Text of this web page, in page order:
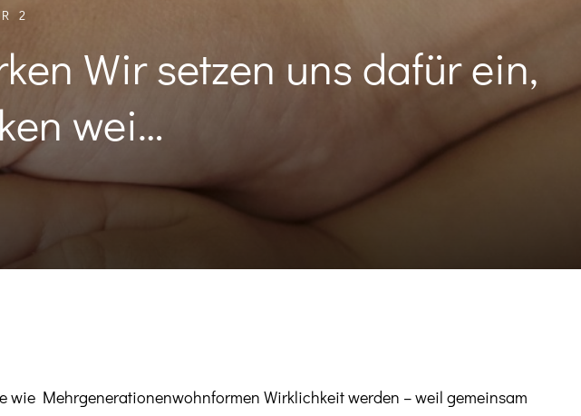
2
Wir setzen uns dafür ein,
wei…
Mehrgenerationenwohnformen Wirklichkeit werden – weil gemeinsam